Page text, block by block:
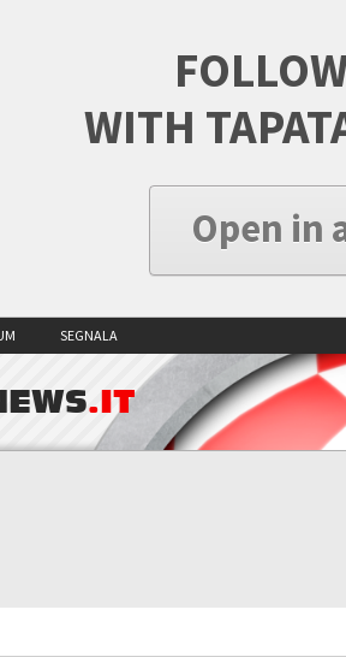
WITH
Open in
SEGNALA
.IT